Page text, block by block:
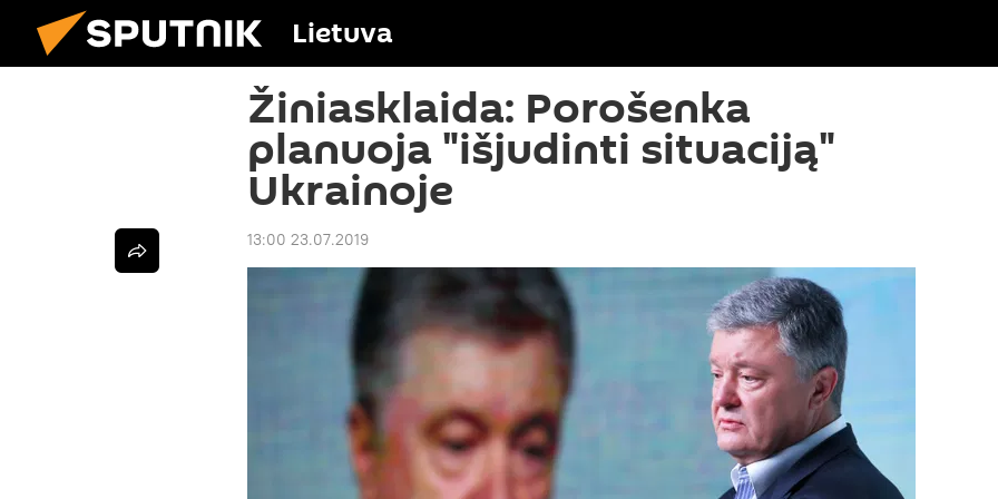
Lietuva
Žiniasklaida: Porošenka
planuoja "išjudinti situaciją"
Ukrainoje
13:00 23.07.2019